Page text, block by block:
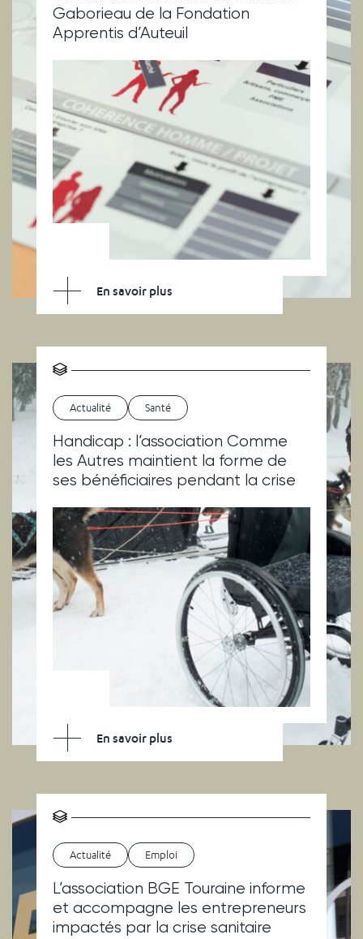
Gaborieau de la Fondation
Apprentis d’Auteuil
En savoir plus
Actualité Santé
Handicap : l’association Comme
les Autres maintient la forme de
ses bénéficiaires pendant la crise
En savoir plus
Actualité Emploi
L’association BGE Touraine informe
et accompagne les entrepreneurs
impactés par la crise sanitaire